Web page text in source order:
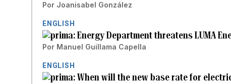
Por Joanisabel González
ENGLISH
Energy Department threatens LUMA
Por Manuel Guillama Capella
ENGLISH
When will the new base rate for